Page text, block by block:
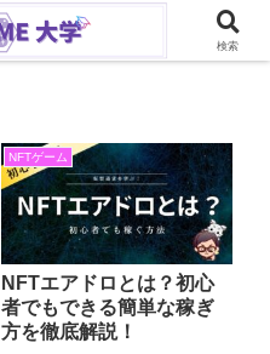
NFTゲーム
NFTエアドロとは？初心
者でもできる簡単な稼ぎ
方を徹底解説！
検索